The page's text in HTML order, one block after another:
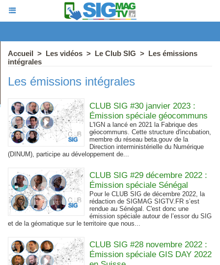
Accueil > Les vidéos > Le Club SIG > Les émissions
intégrales
Les émissions intégrales
CLUB SIG #30 janvier 2023 :
Émission spéciale géocommuns
L'IGN a lancé en 2021 la Fabrique des
géocommuns. Cette structure d'incubation,
membre du réseau beta.gouv de la
Direction interministérielle du Numérique
(DINUM), participe au développement de...
CLUB SIG #29 décembre 2022 :
Émission spéciale Sénégal
Pour le CLUB SIG de décembre 2022, la
rédaction de SIGMAG SIGTV.FR s’est
rendue au Sénégal. C'est donc une
émission spéciale autour de l’essor du SIG
et de la géomatique sur le territoire que nous...
CLUB SIG #28 novembre 2022 :
Émission spéciale GIS DAY 2022